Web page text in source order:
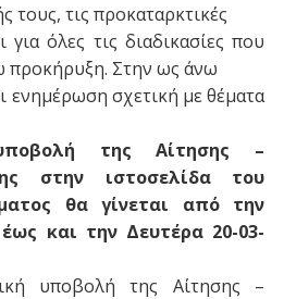
τους, τις προκαταρκτικές
για όλες τις διαδικασίες που
προκήρυξη. Στην ως άνω
ενημέρωση σχετική με θέματα
της Αίτησης –
στην ιστοσελίδα του
θα γίνεται από την
και την Δευτέρα 20-03-
υποβολή της Αίτησης –